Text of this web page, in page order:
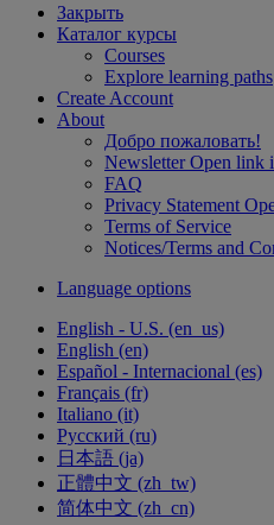
Закрыть
Каталог курсы
Courses
Explore learning paths
Create Account
About
Добро пожаловать!
NewsletterOpen link
FAQ
Privacy Statement
Terms of Service
Notices/Terms and
Language options
English - U.S. ‎(en_us)‎
English ‎(en)‎
Español - Internacional ‎(es)‎
Français ‎(fr)‎
Italiano ‎(it)‎
Русский ‎(ru)‎
日本語 ‎(ja)‎
正體中文 ‎(zh_tw)‎
简体中文 ‎(zh_cn)‎